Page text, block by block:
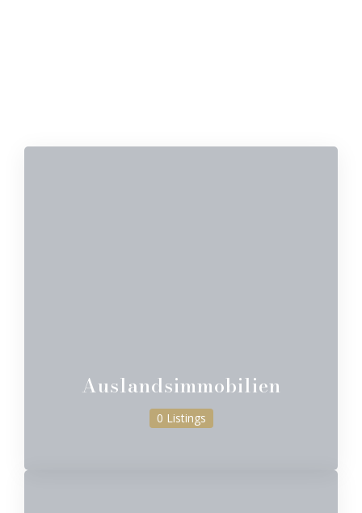
Auslandsimmobilien
0 Listings